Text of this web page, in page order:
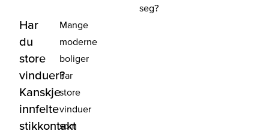
seg?
Har
du
store
vinduer?
Kanskje
innfelte
stikkontakt
Mange
moderne
boliger
har
store
vinduer
som